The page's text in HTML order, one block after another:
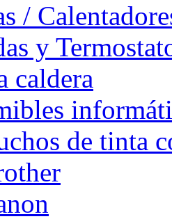
/
y
caldera
de tinta